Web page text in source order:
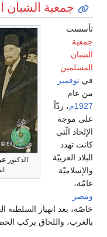
جمعية الشبان
الدكتور
تأسست
جمعية
الشبان
المسلمين
في نوفمبر
من عام
1927م
، ردّاً
على موجة
الإلحاد الّتي
كانت تهدد
البلاد العربيّة
والإسلاميّة
عامّة،
ومصر
خاصّة، بعد انهيار السلطنة
بالغرب، واللحاق بركب